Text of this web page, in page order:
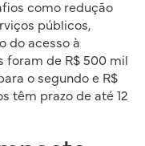
como redução
públicos,
do acesso à
foram de R$ 500 mil
o segundo e R$
têm prazo de até 12